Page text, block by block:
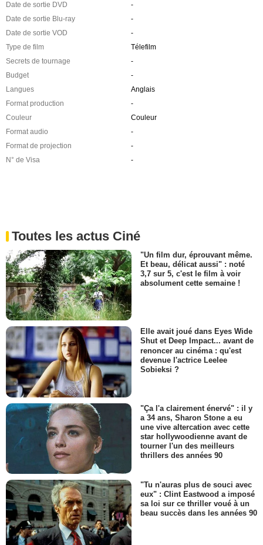
Date de sortie DVD
-
Date de sortie Blu-ray
-
Date de sortie VOD
-
Type de film
Télefilm
Secrets de tournage
-
Budget
-
Langues
Anglais
Format production
-
Couleur
Couleur
Format audio
-
Format de projection
-
N° de Visa
-
Toutes les actus Ciné
"Un film dur, éprouvant même.
Et beau, délicat aussi" : noté
3,7 sur 5, c'est le film à voir
absolument cette semaine !
Elle avait joué dans Eyes Wide
Shut et Deep Impact... avant de
renoncer au cinéma : qu'est
devenue l'actrice Leelee
Sobieksi ?
"Ça l'a clairement énervé" : il y
a 34 ans, Sharon Stone a eu
une vive altercation avec cette
star hollywoodienne avant de
tourner l'un des meilleurs
thrillers des années 90
"Tu n'auras plus de souci avec
eux" : Clint Eastwood a imposé
sa loi sur ce thriller voué à un
beau succès dans les années 90